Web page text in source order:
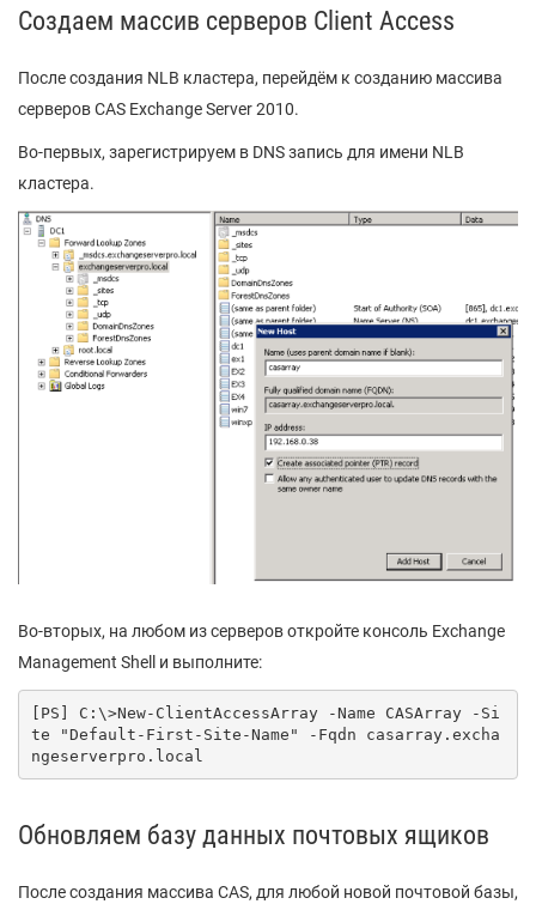
Создаем массив серверов Client Access
После создания NLB кластера, перейдём к созданию массива
серверов CAS Exchange Server 2010.
Во-первых, зарегистрируем в DNS запись для имени NLB
кластера.
Во-вторых, на любом из серверов откройте консоль Exchange
Management Shell и выполните:
[PS] C:\>New-ClientAccessArray -Name CASArray -Si
te "Default-First-Site-Name" -Fqdn casarray.excha
ngeserverpro.local
Обновляем базу данных почтовых ящиков
После создания массива CAS, для любой новой почтовой базы,